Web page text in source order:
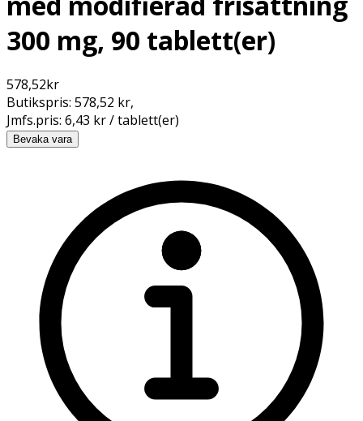
300 mg, 90 tablett(er)
578,52kr
Butikspris: 578,52 kr,
Jmfs.pris: 6,43 kr / tablett(er)
Bevaka vara